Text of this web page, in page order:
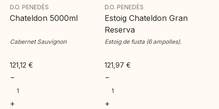
D.O. PENEDÈS
Chateldon 5000ml
Cabernet Sauvignon
121,12 €
−
+
D.O. PENEDÈS
Estoig Chateldon Gran
Reserva
Estoig de fusta (6 ampolles).
121,97 €
−
+